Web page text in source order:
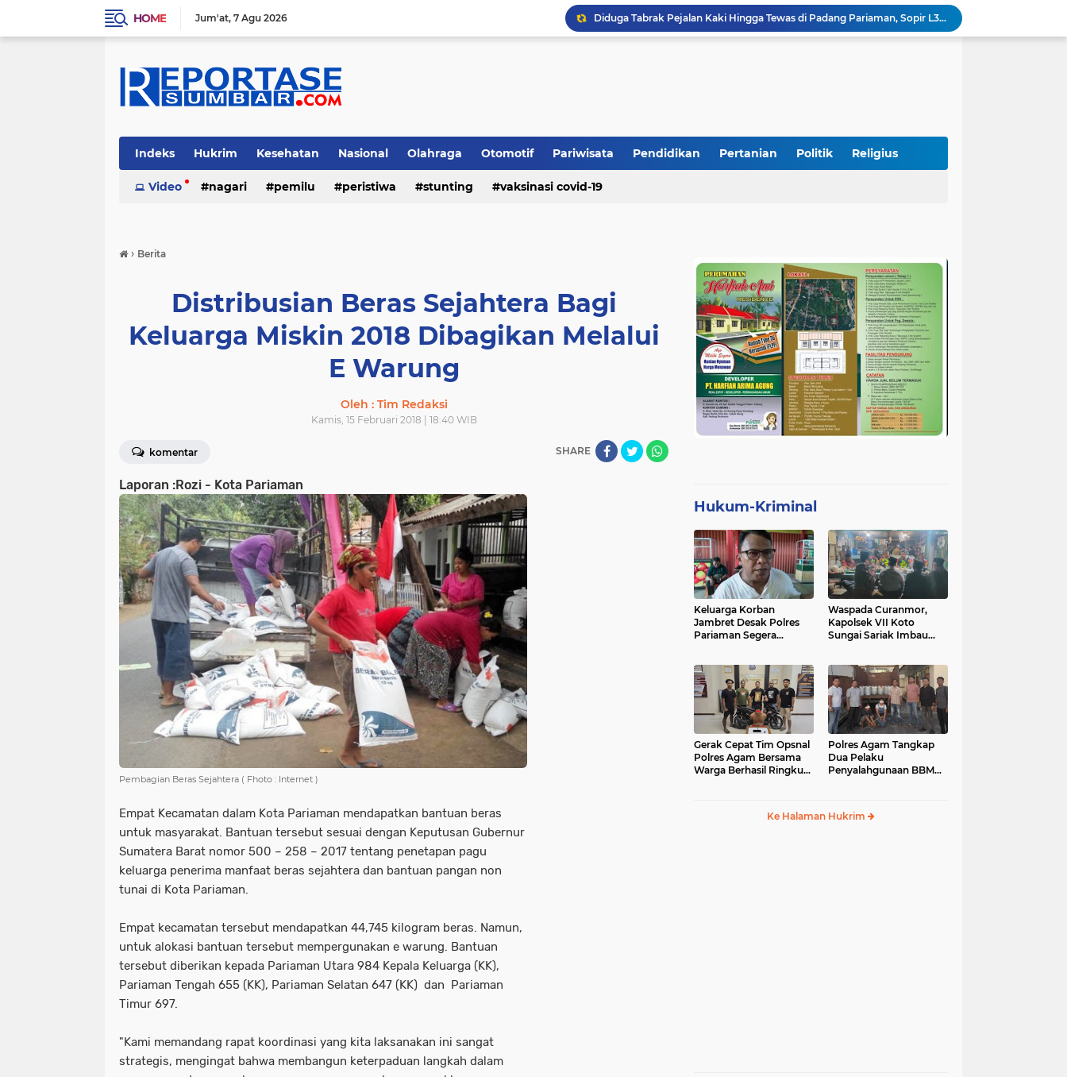
HOME Jum'at 7 Agu 2026
Diduga Tabrak Pejalan Kaki Hingga Tewas di Padang Pariaman, Sopir L300 Sempat Kabur Karena Panik
Bupati Padangpariaman Bersama Rombongan Jemput Aspirasi
STIT Syekh Burhanuddin Pariaman Jadi Tuan Rumah Sosialisasi Penguatan Ideologi Pancasila Bersama BPIP dan DPR RI
Indeks Hukrim Kesehatan Nasional Olahraga Otomotif Pariwisata Pendidikan Pertanian Politik Religius
Video nagari pemilu peristiwa stunting vaksinasi covid-19
› Berita
Distribusian Beras Sejahtera Bagi
Keluarga Miskin 2018 Dibagikan Melalui
E Warung
Oleh : Tim Redaksi
Kamis, 15 Februari 2018 | 18:40 WIB
komentar SHARE
Laporan :Rozi - Kota Pariaman
Pembagian Beras Sejahtera ( Fhoto : Internet )
Empat Kecamatan dalam Kota Pariaman mendapatkan bantuan beras
untuk masyarakat. Bantuan tersebut sesuai dengan Keputusan Gubernur
Sumatera Barat nomor 500 – 258 – 2017 tentang penetapan pagu
keluarga penerima manfaat beras sejahtera dan bantuan pangan non
tunai di Kota Pariaman.
Empat kecamatan tersebut mendapatkan 44,745 kilogram beras. Namun,
untuk alokasi bantuan tersebut mempergunakan e warung. Bantuan
tersebut diberikan kepada Pariaman Utara 984 Kepala Keluarga (KK),
Pariaman Tengah 655 (KK), Pariaman Selatan 647 (KK) dan Pariaman
Timur 697.
"Kami memandang rapat koordinasi yang kita laksanakan ini sangat
strategis, mengingat bahwa membangun keterpaduan langkah dalam
Hukum-Kriminal
Keluarga Korban
Jambret Desak Polres
Pariaman Segera
Waspada Curanmor,
Kapolsek VII Koto
Sungai Sariak Imbau
Gerak Cepat Tim Opsnal
Polres Agam Bersama
Warga Berhasil Ringkus
Polres Agam Tangkap
Dua Pelaku
Penyalahgunaan BBM
Ke Halaman Hukrim